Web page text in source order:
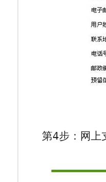
第4步：网上